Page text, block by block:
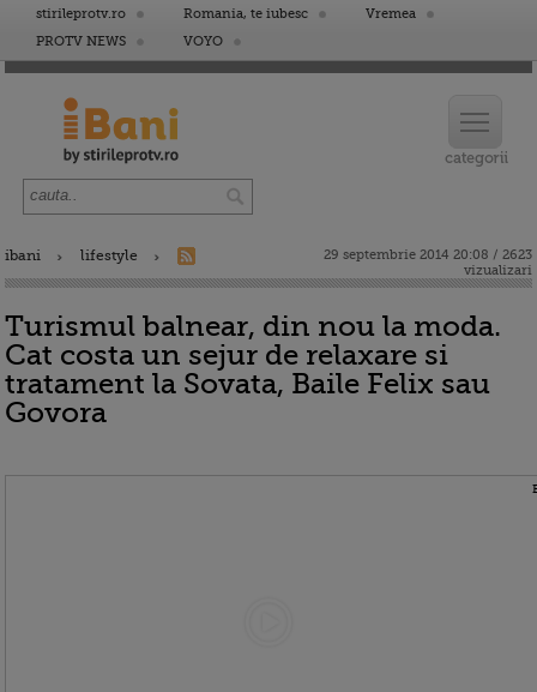
stirileprotv.ro Romania, te iubesc
Vremea
PROTV NEWS
VOYO
ibani lifestyle
29 septembrie 2014 20:08 / 2623
vizualizari
Turismul balnear, din nou la moda.
Cat costa un sejur de relaxare si
tratament la Sovata, Baile Felix sau
Govora